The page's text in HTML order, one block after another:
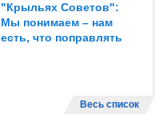
"Крыльях Советов":
Мы понимаем – нам
есть, что поправлять
Весь список